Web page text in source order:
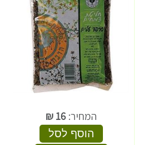
המחיר:16
₪
הוסף לסל